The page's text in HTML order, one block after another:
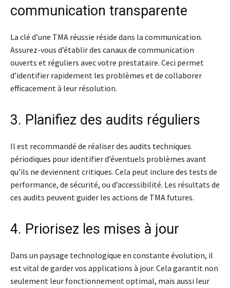
communication transparente
La clé d’une TMA réussie réside dans la communication.
Assurez-vous d’établir des canaux de communication
ouverts et réguliers avec votre prestataire. Ceci permet
d’identifier rapidement les problèmes et de collaborer
efficacement à leur résolution.
3. Planifiez des audits réguliers
Il est recommandé de réaliser des audits techniques
périodiques pour identifier d’éventuels problèmes avant
qu’ils ne deviennent critiques. Cela peut inclure des tests de
performance, de sécurité, ou d’accessibilité. Les résultats de
ces audits peuvent guider les actions de TMA futures.
4. Priorisez les mises à jour
Dans un paysage technologique en constante évolution, il
est vital de garder vos applications à jour. Cela garantit non
seulement leur fonctionnement optimal, mais aussi leur